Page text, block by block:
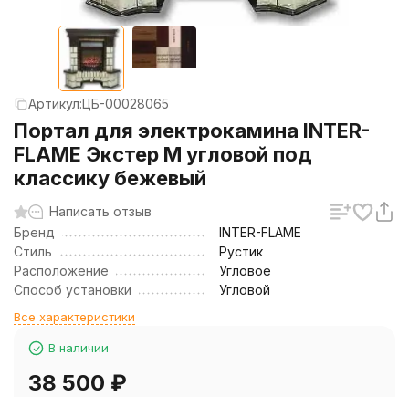
Артикул:ЦБ-00028065
Портал для электрокамина INTER-
FLAME Экстер М угловой под
классику бежевый
Написать отзыв
Бренд
INTER-FLAME
Стиль
Рустик
Расположение
Угловое
Способ установки
Угловой
Все характеристики
В наличии
38 500 ₽